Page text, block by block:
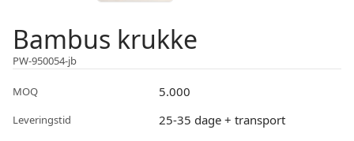
Bambus krukke
PW-950054-jb
MOQ 5.000
Leveringstid 25-35 dage + transport